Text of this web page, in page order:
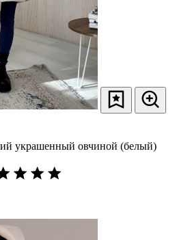
украшенный овчиной (белый)